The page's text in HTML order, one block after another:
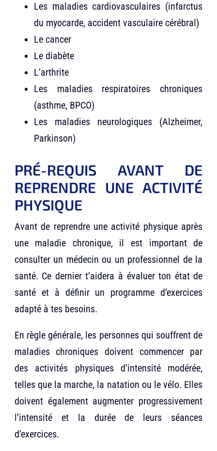
Les maladies cardiovasculaires (infarctus
du myocarde, accident vasculaire cérébral)
Le cancer
Le diabète
L’arthrite
Les maladies respiratoires chroniques
(asthme, BPCO)
Les maladies neurologiques (Alzheimer,
Parkinson)
PRÉ-REQUIS AVANT DE
REPRENDRE UNE ACTIVITÉ
PHYSIQUE
Avant de reprendre une activité physique après
une maladie chronique, il est important de
consulter un médecin ou un professionnel de la
santé. Ce dernier t’aidera à évaluer ton état de
santé et à définir un programme d’exercices
adapté à tes besoins.
En règle générale, les personnes qui souffrent de
maladies chroniques doivent commencer par
des activités physiques d’intensité modérée,
telles que la marche, la natation ou le vélo. Elles
doivent également augmenter progressivement
l’intensité et la durée de leurs séances
d’exercices.